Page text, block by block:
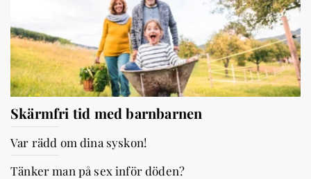
Skärmfri tid med barnbarnen
Var rädd om dina syskon!
Tänker man på sex inför döden?